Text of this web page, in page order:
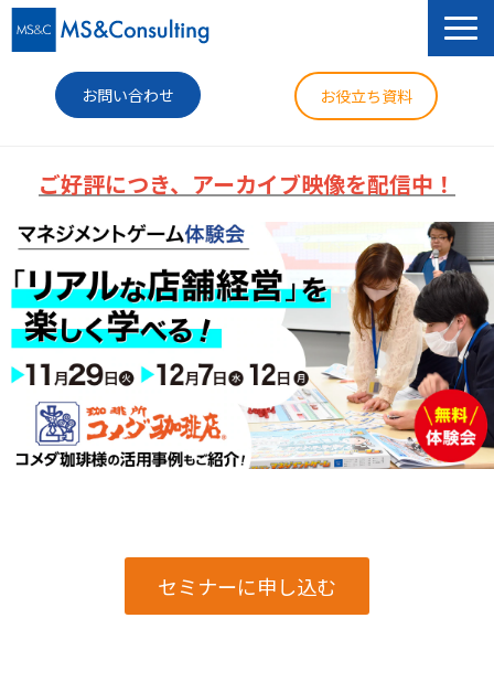
お問い合わせ お役立ち資料
サービス
セミナー
導入事例
コラム
ニュース
企業情報
ご好評につき、アーカイブ映像を配信中！
セミナーに申し込む